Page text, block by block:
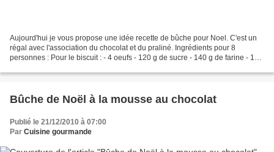
Aujourd'hui je vous propose une idée recette de bûche pour Noel. C'est un
régal avec l'association du chocolat et du praliné. Ingrédients pour 8
personnes : Pour le biscuit : - 4 oeufs - 120 g de sucre - 140 g de farine - 1
Bûche de Noël à la mousse au chocolat
Publié le 21/12/2010 à 07:00
Par Cuisine gourmande